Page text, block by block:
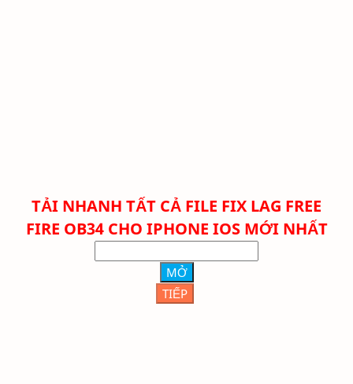
TẢI NHANH TẤT CẢ FILE FIX LAG FREE
FIRE OB34 CHO IPHONE IOS MỚI NHẤT
MỞ
TIẾP